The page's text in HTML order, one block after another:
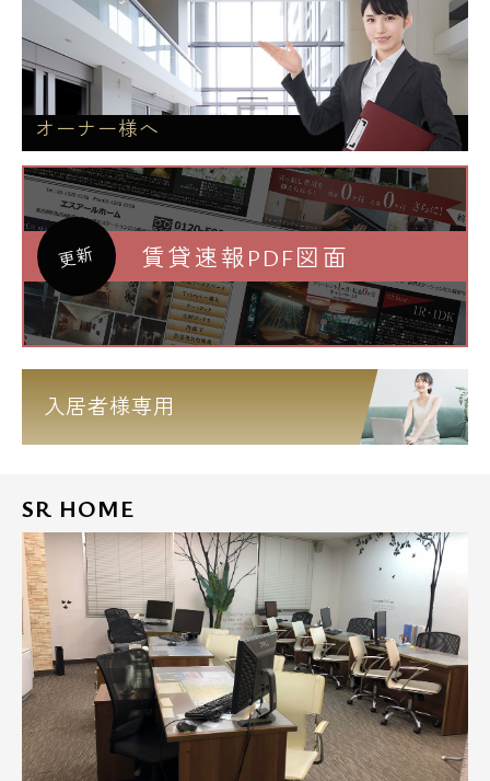
オーナー様へ
更新 賃貸速報PDF図面
入居者様専用
SR HOME